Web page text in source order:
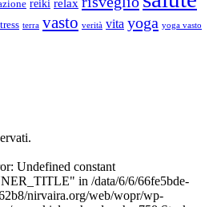
reiki relax
terra vasto verità vita yoga yoga vasto
Undefined constant
in /data/6/6/66fe5bde-
nirvaira.org/web/wopr/wp-